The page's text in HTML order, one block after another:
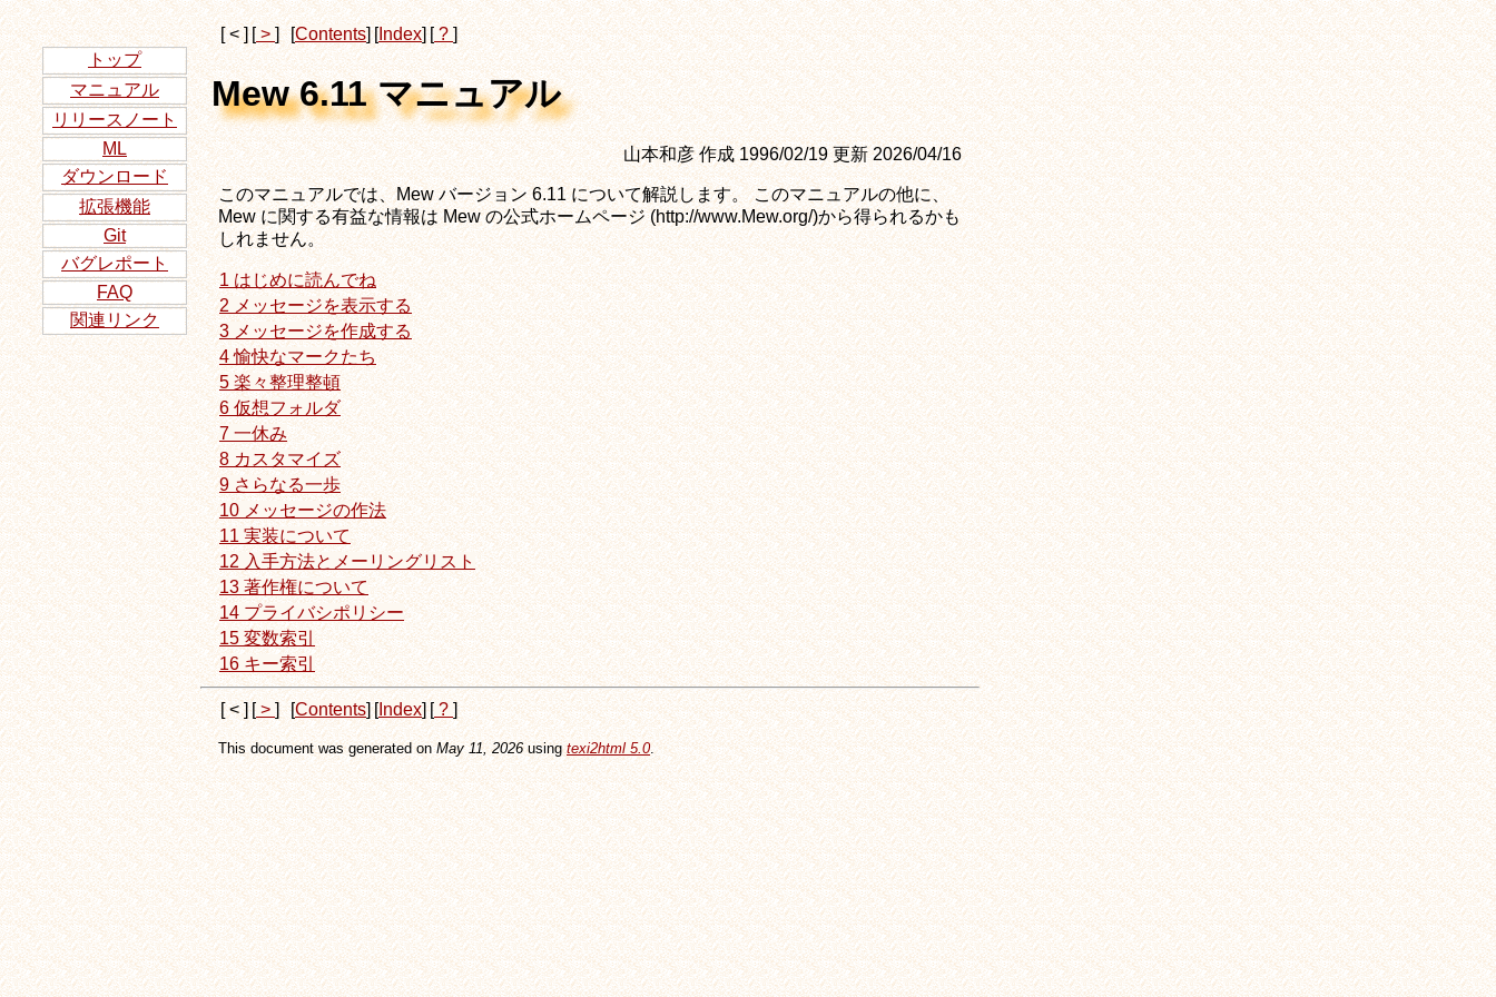
トップ
マニュアル
リリースノート
ML
ダウンロード
拡張機能
Git
バグレポート
FAQ
関連リンク
[ < ] [ > ] [Contents] [ Index] [ ? ]
Mew 6.11 マニュアル
山本和彦 作成 1996/02/19 更新 2026/04/16
このマニュアルでは、Mew バージョン 6.11 について解説します。 このマニュアルの他に、
Mew に関する有益な情報は Mew の公式ホームページ (http://www.Mew.org/)から得られるかも
しれません。
1 はじめに読んでね
2 メッセージを表示する
3 メッセージを作成する
4 愉快なマークたち
5 楽々整理整頓
6 仮想フォルダ
7 一休み
8 カスタマイズ
9 さらなる一歩
10 メッセージの作法
11 実装について
12 入手方法とメーリングリスト
13 著作権について
14 プライバシポリシー
15 変数索引
16 キー索引
[ < ] [ > ] [Contents] [ Index] [ ? ]
This document was generated onMay 11, 2026usingtexi2html 5.0.